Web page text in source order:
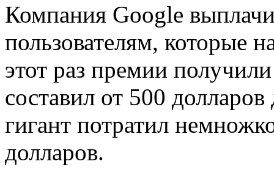
Компания Google
пользователям, которые
этот раз премии
составил от 500
гигант потратил
долларов.